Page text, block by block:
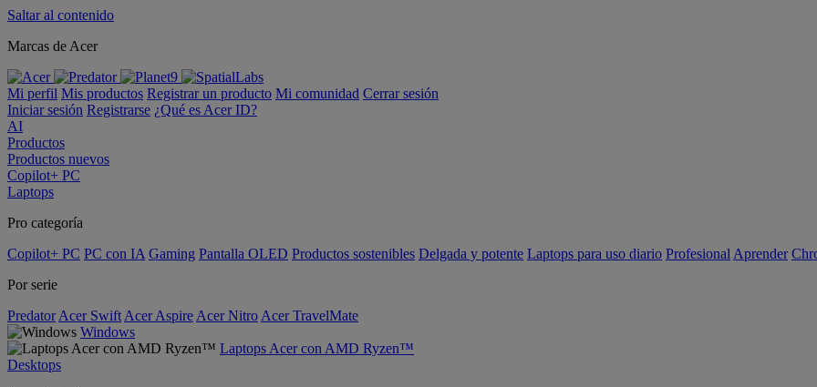
Saltar al contenido
Marcas de Acer
Mi perfil Mis productos Registrar un producto Mi comunidad Cerrar sesión
Iniciar sesión Registrarse ¿Qué es Acer ID?
AI
Productos
Productos nuevos
Copilot+ PC
Laptops
Pro categoría
Copilot+ PC PC con IA Gaming Pantalla OLED Productos sostenibles Delgada y potente Laptops para uso diario Profesional Aprender
Por serie
Predator Acer Swift Acer Aspire Acer Nitro Acer TravelMate
Windows
Laptops Acer con AMD Ryzen™
Desktops